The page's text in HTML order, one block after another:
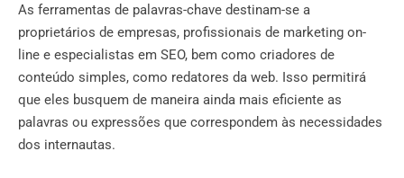
As ferramentas de palavras-chave destinam-se a
proprietários de empresas, profissionais de marketing on-
line e especialistas em SEO, bem como criadores de
conteúdo simples, como redatores da web. Isso permitirá
que eles busquem de maneira ainda mais eficiente as
palavras ou expressões que correspondem às necessidades
dos internautas.